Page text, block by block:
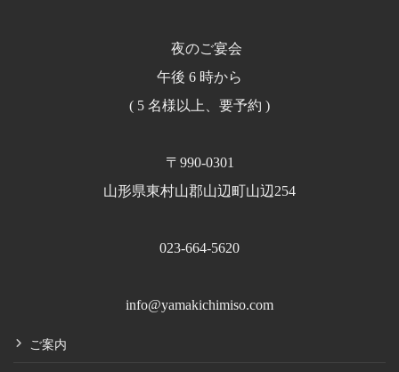
夜のご宴会
午後 6 時から
( 5 名様以上、要予約 )
〒990-0301
山形県東村山郡山辺町山辺254
023-664-5620
info@yamakichimiso.com
ご案内